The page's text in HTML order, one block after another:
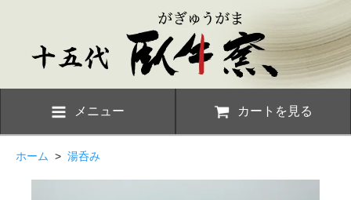
メニュー カートを見る
ホーム > 湯呑み